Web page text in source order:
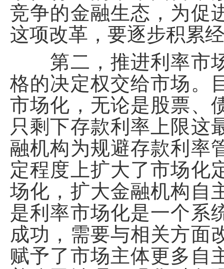
竞争的金融生态，为促
这项改革，要逐步积累
第二，推进利率市场
格的决定权交给市场。
市场化，无论是股票、
只剩下存款利率上限这
融机构为规避存款利率
定程度上扩大了市场化
场化，扩大金融机构自
是利率市场化是一个系
成功，需要与相关方面
赋予了市场主体更多自